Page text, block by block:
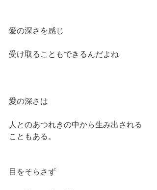
愛の深さを感じ
受け取ることもできるんだよね
愛の深さは
人とのあつれきの中から生み出される
こともある。
目をそらさず